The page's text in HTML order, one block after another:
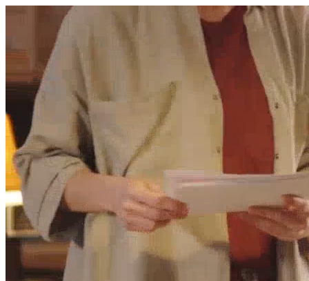
היום לומדים
מצאו מורה
הצטרפות מורים פרטיים
שירות לקוחות
משרות פתוחות
התחברות
כל הזכויות שמורות 2026 © Lessoons
חיפוש
המורים הטובים